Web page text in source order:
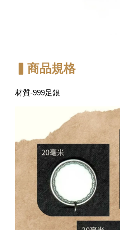
▍商品規格
材質-999足銀